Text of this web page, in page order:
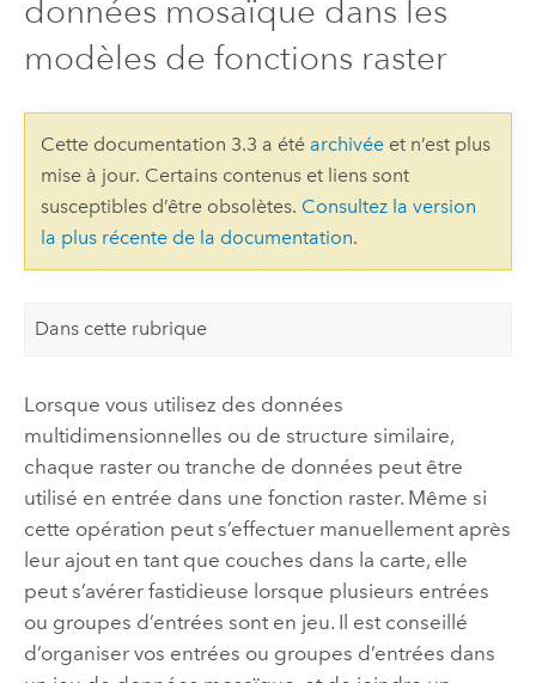
données mosaïque dans les
modèles de fonctions raster
Cette documentation 3.3 a été archivéeet n’est plus
mise à jour. Certains contenus et liens sont
susceptibles d’être obsolètes. Consultez la version
la plus récente de la documentation.
Dans cette rubrique
Lorsque vous utilisez des données
multidimensionnelles ou de structure similaire,
chaque raster ou tranche de données peut être
utilisé en entrée dans une fonction raster. Même si
cette opération peut s’effectuer manuellement après
leur ajout en tant que couches dans la carte, elle
peut s’avérer fastidieuse lorsque plusieurs entrées
ou groupes d’entrées sont en jeu. Il est conseillé
d’organiser vos entrées ou groupes d’entrées dans